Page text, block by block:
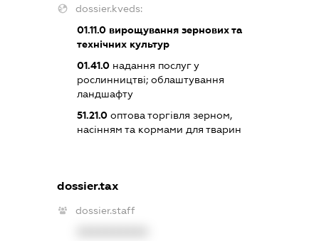
dossier.kveds:
01.11.0вирощування зернових та
технічних культур
01.41.0надання послуг у
рослинництві; облаштування
ландшафту
51.21.0оптова торгівля зерном,
насінням та кормами для тварин
dossier.tax
dossier.staff